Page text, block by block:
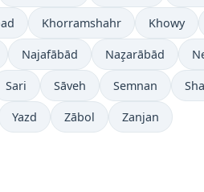
Khorramshahr Khowy
Najafābād Naz̧arābād
Sari Sāveh Semnan
Yazd Zābol Zanjan